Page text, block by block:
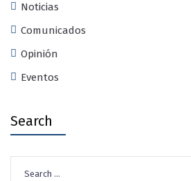
Noticias
Comunicados
Opinión
Eventos
Search